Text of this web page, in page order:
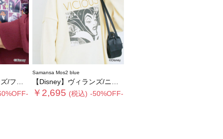
ポーチ
Samansa Mos2 blue
【Disney】ヴィランズ/ニット
￥2,695 (税込) -50%OFF-